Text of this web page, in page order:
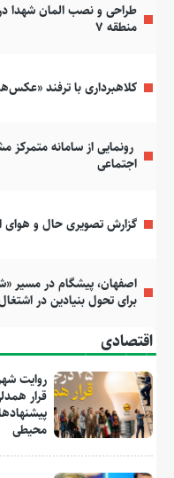
طراحی و نصب المان شهدا
منطقه ۷
کلاهبرداری با ترفند
رونمایی از سامانه
اجتماعی
گزارش تصویری حال و هوای
اصفهان، پیشگام در مسیر
برای تحول بنیادین در
اقتصادی
قرار
محیطی